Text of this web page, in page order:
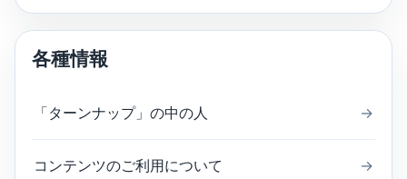
各種情報
「ターンナップ」の中の人 →
コンテンツのご利用について →